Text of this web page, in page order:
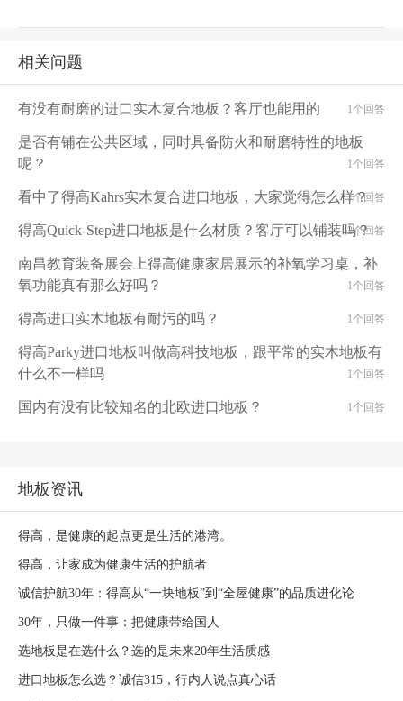
相关问题
有没有耐磨的进口实木复合地板？客厅也能用的 1个回答
是否有铺在公共区域，同时具备防火和耐磨特性的地板
呢？
1个回答
看中了得高Kahrs实木复合进口地板，大家觉得怎么样？
1个回答
得高Quick-Step进口地板是什么材质？客厅可以铺装吗？
2个回答
南昌教育装备展会上得高健康家居展示的补氧学习桌，补
氧功能真有那么好吗？
1个回答
得高进口实木地板有耐污的吗？ 1个回答
得高Parky进口地板叫做高科技地板，跟平常的实木地板有
什么不一样吗
1个回答
国内有没有比较知名的北欧进口地板？ 1个回答
地板资讯
得高，是健康的起点更是生活的港湾。
得高，让家成为健康生活的护航者
诚信护航30年：得高从“一块地板”到“全屋健康”的品质进化论
30年，只做一件事：把健康带给国人
选地板是在选什么？选的是未来20年生活质感
进口地板怎么选？诚信315，行内人说点真心话